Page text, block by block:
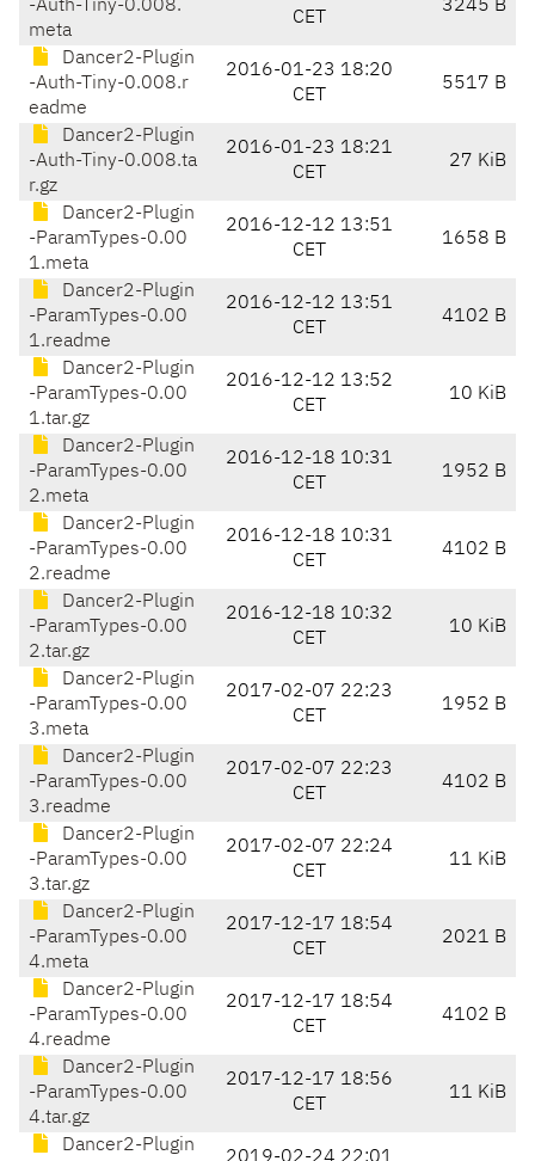
-Auth-Tiny-0.008.
meta
CET
3245 B
Dancer2-Plugin
-Auth-Tiny-0.008.r
eadme
2016-01-23 18:20
CET
5517 B
Dancer2-Plugin
-Auth-Tiny-0.008.ta
r.gz
2016-01-23 18:21
CET
27 KiB
Dancer2-Plugin
-ParamTypes-0.00
1.meta
2016-12-12 13:51
CET
1658 B
Dancer2-Plugin
-ParamTypes-0.00
1.readme
2016-12-12 13:51
CET
4102 B
Dancer2-Plugin
-ParamTypes-0.00
1.tar.gz
2016-12-12 13:52
CET
10 KiB
Dancer2-Plugin
-ParamTypes-0.00
2.meta
2016-12-18 10:31
CET
1952 B
Dancer2-Plugin
-ParamTypes-0.00
2.readme
2016-12-18 10:31
CET
4102 B
Dancer2-Plugin
-ParamTypes-0.00
2.tar.gz
2016-12-18 10:32
CET
10 KiB
Dancer2-Plugin
-ParamTypes-0.00
3.meta
2017-02-07 22:23
CET
1952 B
Dancer2-Plugin
-ParamTypes-0.00
3.readme
2017-02-07 22:23
CET
4102 B
Dancer2-Plugin
-ParamTypes-0.00
3.tar.gz
2017-02-07 22:24
CET
11 KiB
Dancer2-Plugin
-ParamTypes-0.00
4.meta
2017-12-17 18:54
CET
2021 B
Dancer2-Plugin
-ParamTypes-0.00
4.readme
2017-12-17 18:54
CET
4102 B
Dancer2-Plugin
-ParamTypes-0.00
4.tar.gz
2017-12-17 18:56
CET
11 KiB
Dancer2-Plugin